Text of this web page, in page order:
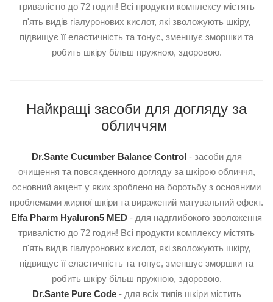
тривалістю до 72 годин! Всі продукти комплексу містять
п'ять видів гіалуронових кислот, які зволожують шкіру,
підвищує її еластичність та тонус, зменшує зморшки та
робить шкіру більш пружною, здоровою.
Найкращі засоби для догляду за
обличчям
Dr.Sante Cucumber Balance Control - засоби для
очищення та повсякденного догляду за шкірою обличчя,
основний акцент у яких зроблено на боротьбу з основними
проблемами жирної шкіри та виражений матувальний ефект.
Elfa Pharm Hyaluron5 MED - для надглибокого зволоження
тривалістю до 72 годин! Всі продукти комплексу містять
п'ять видів гіалуронових кислот, які зволожують шкіру,
підвищує її еластичність та тонус, зменшує зморшки та
робить шкіру більш пружною, здоровою.
Dr.Sante Pure Cоde - для всіх типів шкіри містить